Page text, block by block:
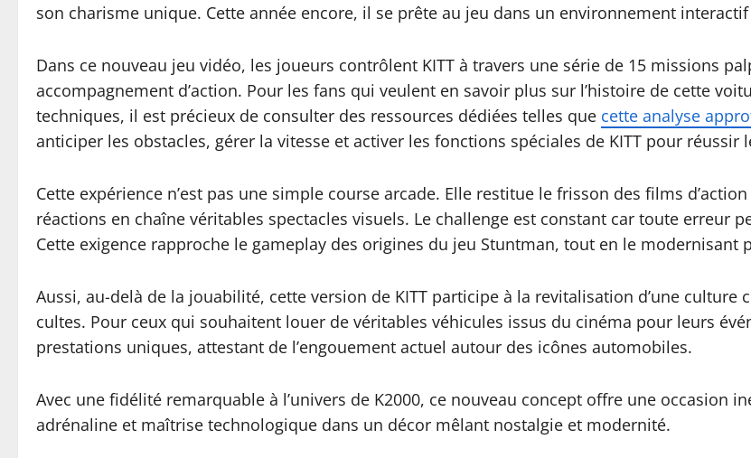
son charisme unique. Cette année encore, il se prête au jeu dans un environnement
Dans ce nouveau jeu vidéo, les joueurs contrôlent KITT à travers une série de 15 missions
accompagnement d’action. Pour les fans qui veulent en savoir plus sur l’histoire de cette
techniques, il est précieux de consulter des ressources dédiées telles que cette analyse
anticiper les obstacles, gérer la vitesse et activer les fonctions spéciales de KITT pour réussir
Cette expérience n’est pas une simple course arcade. Elle restitue le frisson des films
réactions en chaîne véritables spectacles visuels. Le challenge est constant car toute erreur
Cette exigence rapproche le gameplay des origines du jeu Stuntman, tout en le
Aussi, au-delà de la jouabilité, cette version de KITT participe à la revitalisation d’une
cultes. Pour ceux qui souhaitent louer de véritables véhicules issus du cinéma pour leurs
prestations uniques, attestant de l’engouement actuel autour des icônes automobiles.
Avec une fidélité remarquable à l’univers de K2000, ce nouveau concept offre une occasion
adrénaline et maîtrise technologique dans un décor mêlant nostalgie et modernité.